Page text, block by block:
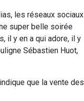
les réseaux sociaux
super belle soirée
il y en a qui adore, il y
Sébastien Huot,
que la vente des